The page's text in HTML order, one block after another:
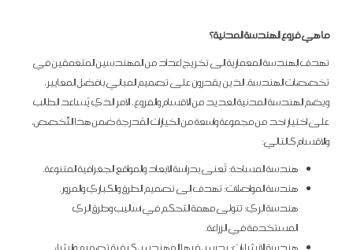
ما هي فروع الهندسة المدنية؟
تهدف الهندسة المعمارية إلى تخريج إعداد من المهندسين المتعمقين في
تخصصات الهندسة، الذين يقدرون على تصميم المباني بأفضل المعايير،
ويضم الهندسة المدنية العديد من الأقسام والفروع، الأمر الذي يُساعد الطالب
على اختيار أحد من مجموعة واسعة من الخيارات المُدرجة ضمن هذا التّخصص،
والأقسام كالتالي:
هندسة المساحة: تُعنى بدراسة الأبعاد والمواقع الجغرافية المتنوعة.
هندسة المواصلات: تهدف إلى تصميم الطرق والكباري والمرور.
هندسة الري: تتولى مهمة التحكم في أساليب وطرق الري
المستخدمة في الزراعة.